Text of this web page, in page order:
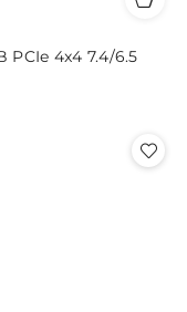
PCIe 4x4 7.4/6.5